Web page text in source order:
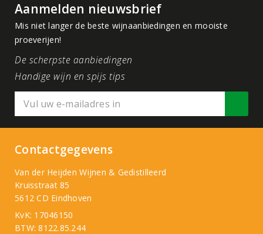
Aanmelden nieuwsbrief
Mis niet langer de beste wijnaanbiedingen en mooiste
proeverijen!
De scherpste aanbiedingen
Handige wijn en spijs tips
Contactgegevens
Van der Heijden Wijnen & Gedistilleerd
Kruisstraat 85
5612 CD Eindhoven
KvK: 17046150
BTW: 8122.85.244